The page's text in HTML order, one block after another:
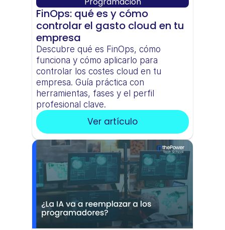
FinOps: qué es y cómo
controlar el gasto cloud en tu
empresa
Descubre qué es FinOps, cómo
funciona y cómo aplicarlo para
controlar los costes cloud en tu
empresa. Guía práctica con
herramientas, fases y el perfil
profesional clave.
Ver artículo